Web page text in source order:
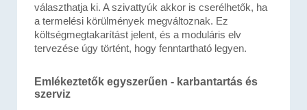
választhatja ki. A szivattyúk akkor is cserélhetők, ha
a termelési körülmények megváltoznak. Ez
költségmegtakarítást jelent, és a moduláris elv
tervezése úgy történt, hogy fenntartható legyen.
Emlékeztetők egyszerűen - karbantartás és
szerviz